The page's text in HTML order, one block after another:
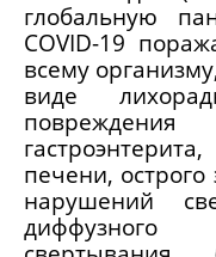
глобальную
COVID-19
всему
виде
печени,
нарушений
диффузного